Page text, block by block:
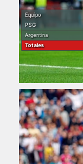
Equipo
PSG
Argentina
Totales